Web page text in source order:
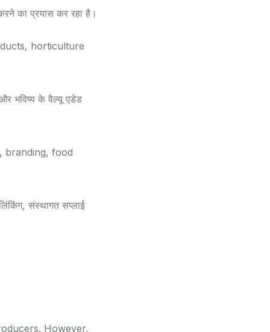
का प्रयास कर रहा है।
horticulture
भविष्य के वैल्यू एडेड
branding, food
संस्थागत सप्लाई
However,